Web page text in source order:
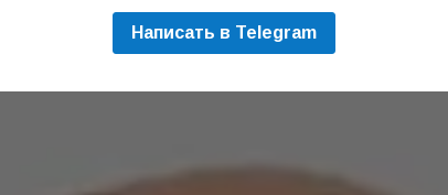
Написать в Telegram